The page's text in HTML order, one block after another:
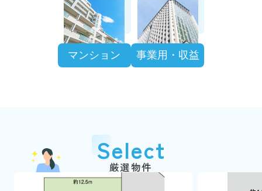
マンション 事業用・収益
Select
厳選物件